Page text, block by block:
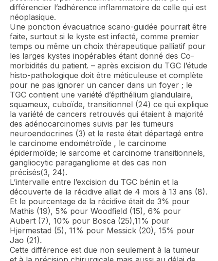
différencier l’adhérence inflammatoire de celle qui est
néoplasique.
Une ponction évacuatrice scano-guidée pourrait être
faite, surtout si le kyste est infecté, comme premier
temps ou même un choix thérapeutique palliatif pour
les larges kystes inopérables étant donné des Co-
morbidités du patient. – après excision du TGC l’étude
histo-pathologique doit être méticuleuse et complète
pour ne pas ignorer un cancer dans un foyer ; le
TGC contient une variété d’épithélium glandulaire,
squameux, cuboïde, transitionnel (24) ce qui explique
la variété de cancers retrouvés qui étaient à majorité
des adénocarcinomes suivis par les tumeurs
neuroendocrines (3) et le reste était départagé entre
le carcinome endométroïde , le carcinome
épidermoïde; le sarcome et carcinome transitionnels,
gangliocytic paragangliome et des cas non
précisés(3, 24).
L’intervalle entre l’excision du TGC bénin et la
découverte de la récidive allait de 4 mois à 13 ans (8).
Et le pourcentage de la récidive était de 3% pour
Mathis (19), 5% pour Woodfield (15), 6% pour
Aubert (7), 10% pour Bosca (25),11% pour
Hjermestad (5), 11% pour Messick (20), 15% pour
Jao (21).
Cette différence est due non seulement à la tumeur